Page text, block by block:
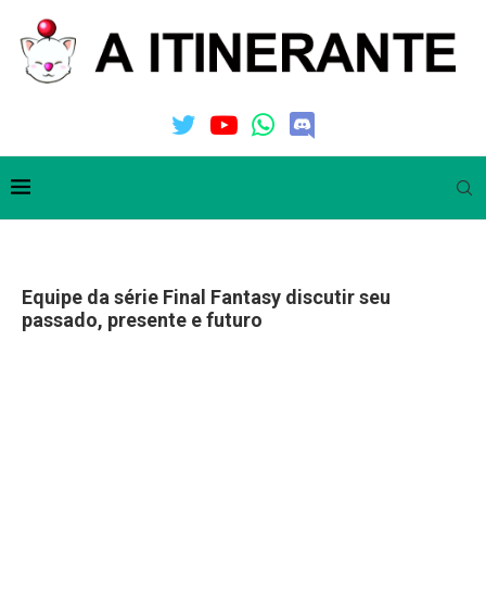
Equipe da série Final Fantasy discutir seu
passado, presente e futuro